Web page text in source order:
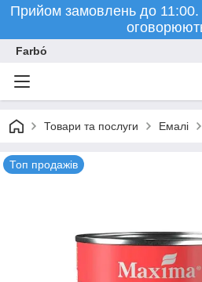
Прийом замовлень до 11:00.
Farbо́
Товари та послуги Емалі
Топ продажів